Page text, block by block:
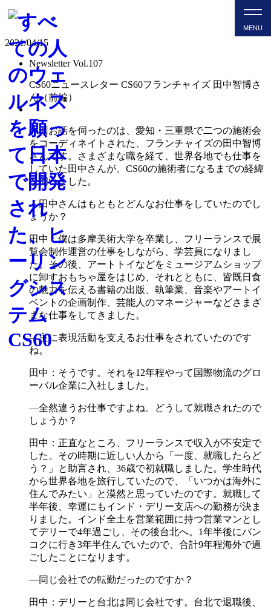
CS60 NEWSLETTER VOL.
2021/04/15
Newsletter Vol.107
CS60ニュースレター CS60フランチャイズ 田中智博さ
ん（前編）
今回お話を伺ったのは、愛知・三重県で二つの施術会
をコーディネイトされた、フランチャイズの田中智博
さんです。さまざまな職を経て、世界各地でも仕事を
していた田中さんが、CS60の施術者になるまでの経緯
を伺いました。
―田中さんはもともとどんなお仕事をしていたのでし
ょうか？
田中：僕は多摩美術大学を卒業し、フリーランスで展
覧会制作運営の仕事をしながら、学芸員になりまし
た。その後、アートトイなどをミュージアムショップ
に卸すおもちゃ屋をはじめ、それとともに、皆既日食
の魅力を伝える書籍の出版、執筆業、音楽やアートイ
ベントの企画制作、芸能人のマネージャーなどさまざ
まな仕事をしてきました。
―主に表現活動を支えるお仕事をされていたのです
ね。
田中：そうです。それを12年程やって国際物流のグロ
ーバル企業に入社しました。
―全然違うお仕事ですよね。どうして就職されたので
しょうか？
田中：正直なところ、フリーランスで収入が不安定で
した。その時期に近しい人から「一度、就職したらど
う？」と助言され、36歳で初就職しました。学生時代
から世界各地を旅行していたので、「いつかは海外に
住んでみたい」と漠然と思っていたのです。就職して
半年後、幸運にもインド・デリー支店への勤務が決ま
りました。インド全土を営業範囲に持つ営業マンとし
てデリーで4年過ごし、その後台北へ。1年半後にバン
コクに行き3年半住んでいたので、合計9年程海外で過
ごしたことになります。
―同じ会社での転勤だったのですか？
田中：デリーと台北は同じ会社です。台北で退職後、